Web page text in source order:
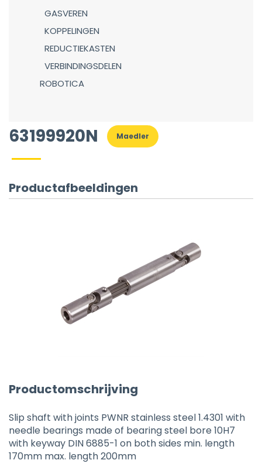
GASVEREN
KOPPELINGEN
REDUCTIEKASTEN
VERBINDINGSDELEN
ROBOTICA
63199920N Maedler
Productafbeeldingen
Productomschrijving
Slip shaft with joints PWNR stainless steel 1.4301 with
needle bearings made of bearing steel bore 10H7
with keyway DIN 6885-1 on both sides min. length
170mm max. length 200mm